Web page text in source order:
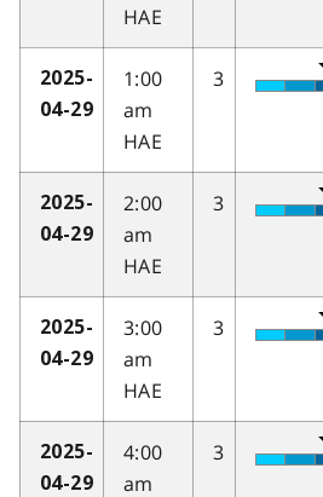
HAE
2025-
04-29
1:00
am
HAE
3
2025-
04-29
2:00
am
HAE
3
2025-
04-29
3:00
am
HAE
3
2025-
04-29
4:00
am
3